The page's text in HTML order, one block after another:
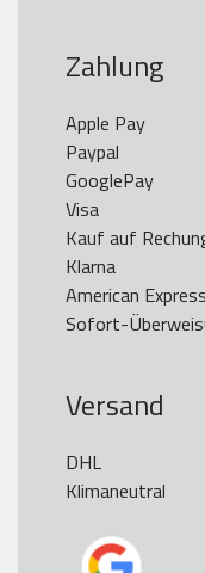
Zahlung
Apple Pay
Paypal
GooglePay
Visa
Kauf auf
Klarna
American Express
Versand
DHL
Klimaneutral